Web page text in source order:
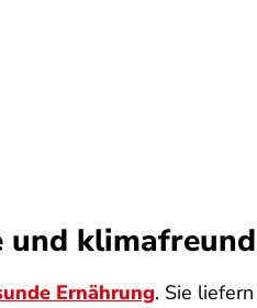
und
Ernährung. Sie